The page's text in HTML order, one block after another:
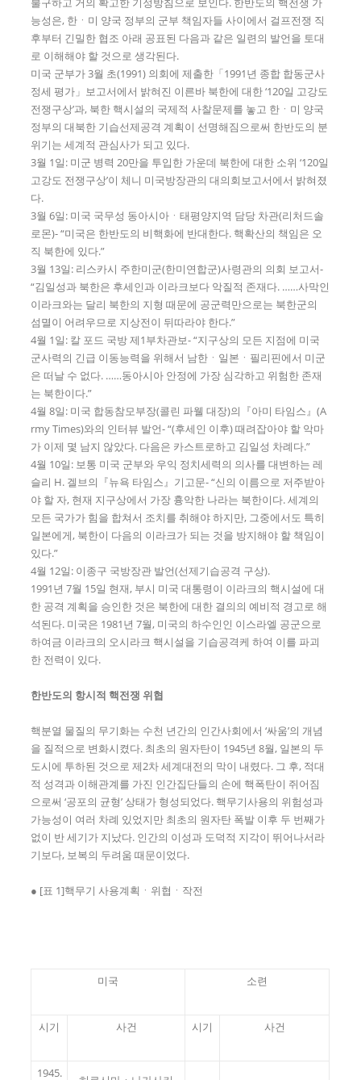
능성은, 한ㆍ미 양국 정부의 군부 책임자들 사이에서 걸프전쟁 직
후부터 긴밀한 협조 아래 공표된 다음과 같은 일련의 발언을 토대
로 이해해야 할 것으로 생각된다.
미국 군부가 3월 초(1991) 의회에 제출한「1991년 종합 합동군사
정세 평가」보고서에서 밝혀진 이른바 북한에 대한 ‘120일 고강도
전쟁구상’과, 북한 핵시설의 국제적 사찰문제를 놓고 한ㆍ미 양국
정부의 대북한 기습선제공격 계획이 선명해짐으로써 한반도의 분
위기는 세계적 관심사가 되고 있다.
3월 1일: 미군 병력 20만을 투입한 가운데 북한에 대한 소위 ‘120일
고강도 전쟁구상’이 체니 미국방장관의 대의회보고서에서 밝혀졌
다.
3월 6일: 미국 국무성 동아시아ㆍ태평양지역 담당 차관(리처드솔
로몬)- “미국은 한반도의 비핵화에 반대한다. 핵확산의 책임은 오
직 북한에 있다.”
3월 13일: 리스카시 주한미군(한미연합군)사령관의 의회 보고서-
“김일성과 북한은 후세인과 이라크보다 악질적 존재다. ……사막인
이라크와는 달리 북한의 지형 때문에 공군력만으로는 북한군의
섬멸이 어려우므로 지상전이 뒤따라야 한다.”
4월 1일: 칼 포드 국방 제1부차관보- “지구상의 모든 지점에 미국
군사력의 긴급 이동능력을 위해서 남한ㆍ일본ㆍ필리핀에서 미군
은 떠날 수 없다. ……동아시아 안정에 가장 심각하고 위험한 존재
는 북한이다.”
4월 8일: 미국 합동참모부장(콜린 파웰 대장)의『아미 타임스』(A
rmy Times)와의 인터뷰 발언- “(후세인 이후) 때려잡아야 할 악마
가 이제 몇 남지 않았다. 다음은 카스트로하고 김일성 차례다.”
4월 10일: 보통 미국 군부와 우익 정치세력의 의사를 대변하는 레
슬리 H. 겔브의『뉴욕 타임스』기고문- “신의 이름으로 저주받아
야 할 자, 현재 지구상에서 가장 흉악한 나라는 북한이다. 세계의
모든 국가가 힘을 합쳐서 조치를 취해야 하지만, 그중에서도 특히
일본에게, 북한이 다음의 이라크가 되는 것을 방지해야 할 책임이
있다.”
4월 12일: 이종구 국방장관 발언(선제기습공격 구상).
1991년 7월 15일 현재, 부시 미국 대통령이 이라크의 핵시설에 대
한 공격 계획을 승인한 것은 북한에 대한 결의의 예비적 경고로 해
석된다. 미국은 1981년 7월, 미국의 하수인인 이스라엘 공군으로
하여금 이라크의 오시라크 핵시설을 기습공격케 하여 이를 파괴
한 전력이 있다.
한반도의 항시적 핵전쟁 위협
핵분열 물질의 무기화는 수천 년간의 인간사회에서 ‘싸움’의 개념
을 질적으로 변화시켰다. 최초의 원자탄이 1945년 8월, 일본의 두
도시에 투하된 것으로 제2차 세계대전의 막이 내렸다. 그 후, 적대
적 성격과 이해관계를 가진 인간집단들의 손에 핵폭탄이 쥐어짐
으로써 ‘공포의 균형’ 상태가 형성되었다. 핵무기사용의 위험성과
가능성이 여러 차례 있었지만 최초의 원자탄 폭발 이후 두 번째가
없이 반 세기가 지났다. 인간의 이성과 도덕적 지각이 뛰어나서라
기보다, 보복의 두려움 때문이었다.
● [표 1]핵무기 사용계획ㆍ위협ㆍ작전
미국 소련
시기 사건 시기 사건
1945.